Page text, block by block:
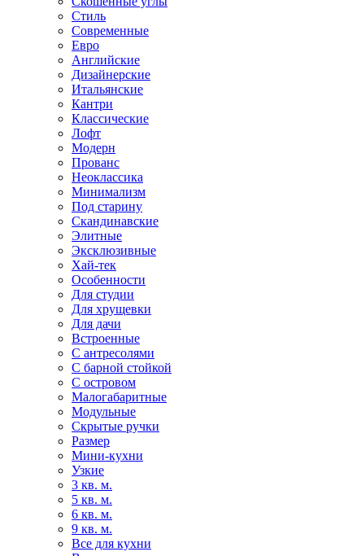
Стиль
Современные
Евро
Английские
Дизайнерские
Итальянские
Кантри
Классические
Лофт
Модерн
Прованс
Неоклассика
Минимализм
Под старину
Скандинавские
Элитные
Эксклюзивные
Хай-тек
Особенности
Для студии
Для хрущевки
Для дачи
Встроенные
С антресолями
С барной стойкой
С островом
Малогабаритные
Модульные
Скрытые ручки
Размер
Мини-кухни
Узкие
3 кв. м.
5 кв. м.
6 кв. м.
9 кв. м.
Все для кухни